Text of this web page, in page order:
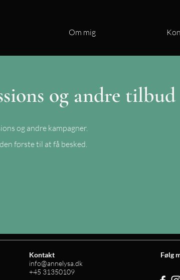
Om mig
og andre tilbud
og andre kampagner.
første til at få besked.
Kontakt
info@annelysa.dk
+45 31350109
Følg